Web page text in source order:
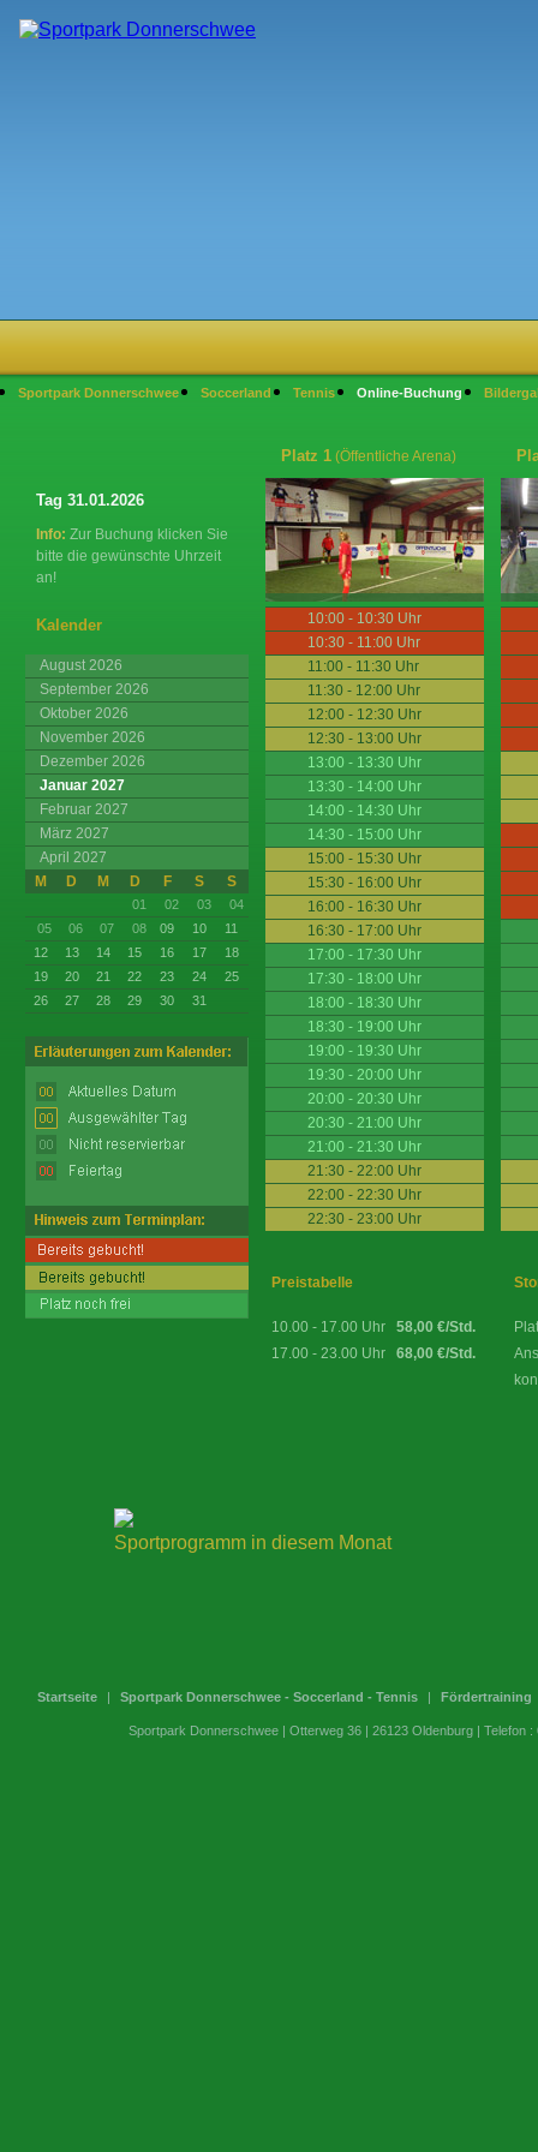
Sportpark Donnerschwee Soccerland Tennis Online-Buchung
Tag 31.01.2026
Info: Zur Buchung klicken Sie
bitte die gewünschte Uhrzeit
an!
Kalender
August 2026
September 2026
Oktober 2026
November 2026
Dezember 2026
Januar 2027
Februar 2027
März 2027
April 2027
M
D M D F S S
01 02 03
04
05
06 07 08 09 10
11
12
13 14 15 16 17
18
19
20 21 22 23 24
25
26
27 28 29 30 31
Platz 1 (Öffentliche Arena)
10:00 - 10:30 Uhr
10:30 - 11:00 Uhr
11:00 - 11:30 Uhr
11:30 - 12:00 Uhr
12:00 - 12:30 Uhr
12:30 - 13:00 Uhr
13:00 - 13:30 Uhr
13:30 - 14:00 Uhr
14:00 - 14:30 Uhr
14:30 - 15:00 Uhr
15:00 - 15:30 Uhr
15:30 - 16:00 Uhr
16:00 - 16:30 Uhr
16:30 - 17:00 Uhr
17:00 - 17:30 Uhr
17:30 - 18:00 Uhr
18:00 - 18:30 Uhr
18:30 - 19:00 Uhr
19:00 - 19:30 Uhr
19:30 - 20:00 Uhr
20:00 - 20:30 Uhr
20:30 - 21:00 Uhr
21:00 - 21:30 Uhr
21:30 - 22:00 Uhr
22:00 - 22:30 Uhr
22:30 - 23:00 Uhr
Preistabelle
10.00 - 17.00 Uhr
58,00 €/Std.
17.00 - 23.00 Uhr
68,00 €/Std.
Sportprogramm in diesem Monat
Startseite | Sportpark Donnerschwee - Soccerland - Tennis | Fördertraining
Sportpark Donnerschwee | Otterweg 36 | 26123 Oldenburg |